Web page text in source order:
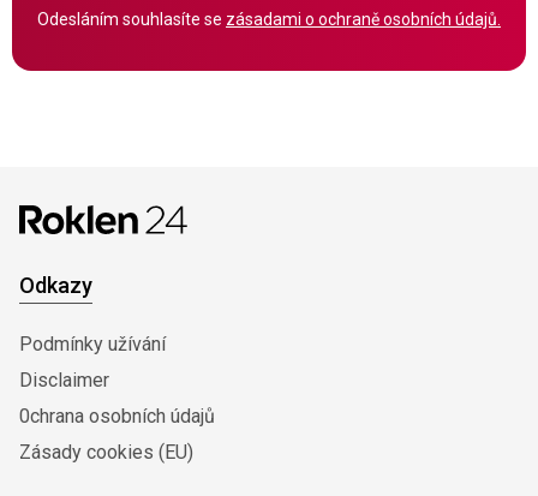
Odesláním souhlasíte se zásadami o ochraně osobních údajů.
Odkazy
Podmínky užívání
Disclaimer
0chrana osobních údajů
Zásady cookies (EU)